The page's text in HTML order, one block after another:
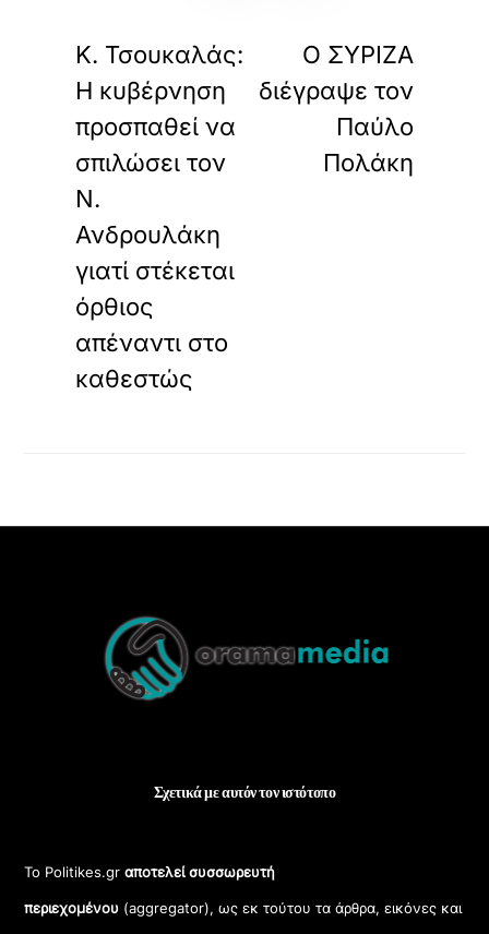
Κ. Τσουκαλάς:
Η κυβέρνηση
προσπαθεί να
σπιλώσει τον
Ν.
Ανδρουλάκη
γιατί στέκεται
όρθιος
απέναντι στο
καθεστώς
Ο ΣΥΡΙΖΑ
διέγραψε τον
Παύλο
Πολάκη
Top
Σχετικά με αυτόν τον ιστότοπο
Το Politikes.grαποτελεί συσσωρευτή
περιεχομένου (aggregator), ως εκ τούτου τα άρθρα, εικόνες και